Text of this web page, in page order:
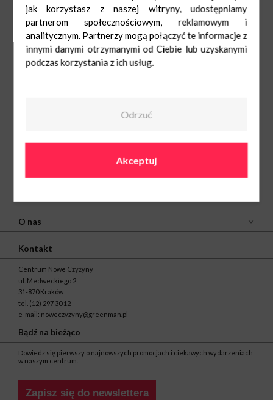
O nas
Kontakt
Centrum Nowe Czyżyny
ul. Medweckiego 2
31-870 Kraków
tel. (12) 297 30 12
e-mail: noweczyzyny@greenman.pl
Bądź na bieżąco
Dowiedz się pierwszy o najnowszych promocjach i ciekawych wydarzeniach
w naszym centrum.
Zapisz się do newslettera
jak korzystasz z naszej witryny, udostępniamy
partnerom społecznościowym, reklamowym i
analitycznym. Partnerzy mogą połączyć te informacje z
innymi danymi otrzymanymi od Ciebie lub uzyskanymi
podczas korzystania z ich usług.
Odrzuć
Akceptuj